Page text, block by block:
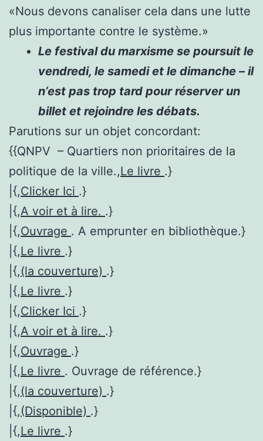
«Nous devons canaliser cela dans une lutte
plus importante contre le système.»
Le festival du marxisme se poursuit le
vendredi, le samedi et le dimanche – il
n’est pas trop tard pour réserver un
billet et rejoindre les débats.
Parutions sur un objet concordant:
{{QNPV – Quartiers non prioritaires de la
politique de la ville.,Le livre .}
|{,Clicker Ici .}
|{,A voir et à lire. .}
|{,Ouvrage . A emprunter en bibliothèque.}
|{,Le livre .}
|{,(la couverture) .}
|{,Le livre .}
|{,Clicker Ici .}
|{,A voir et à lire. .}
|{,Ouvrage .}
|{,Le livre . Ouvrage de référence.}
|{,(la couverture) .}
|{,(Disponible) .}
|{,Le livre .}